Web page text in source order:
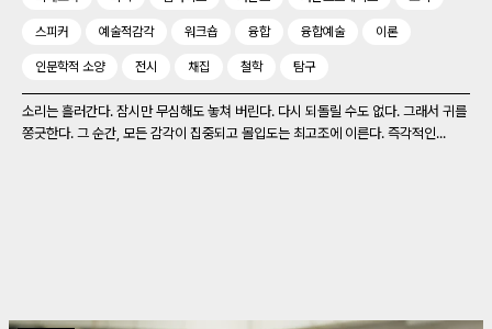
스피커 예술적감각 워크숍 융합 융합예술 이론
인문학적 소양 전시 채집 철학 탐구
소리는 흘러간다. 잠시만 무심해도 놓쳐 버린다. 다시 되돌릴 수도 없다. 그래서 귀를
쫑긋한다. 그 순간, 모든 감각이 집중되고 몰입도는 최고조에 이른다. 즉각적인...